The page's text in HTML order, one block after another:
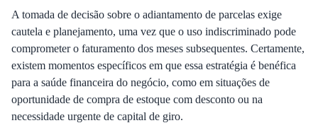
A tomada de decisão sobre o adiantamento de parcelas exige
cautela e planejamento, uma vez que o uso indiscriminado pode
comprometer o faturamento dos meses subsequentes. Certamente,
existem momentos específicos em que essa estratégia é benéfica
para a saúde financeira do negócio, como em situações de
oportunidade de compra de estoque com desconto ou na
necessidade urgente de capital de giro.